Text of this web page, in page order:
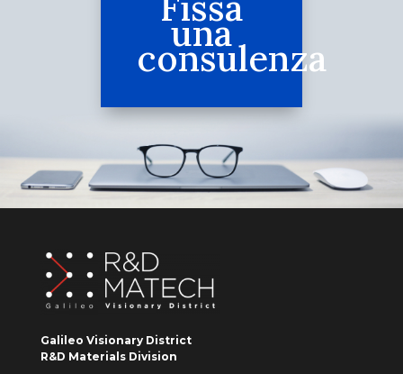
una
consulenza
Galileo Visionary District
R&D Materials Division